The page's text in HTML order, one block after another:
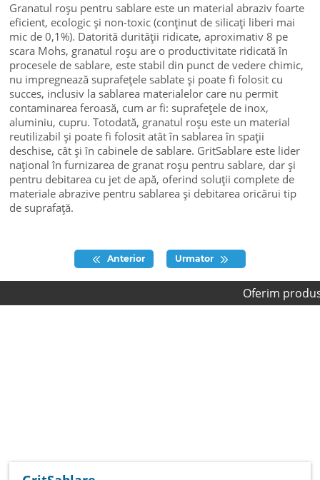
Granatul roșu pentru sablare este un material abraziv foarte
eficient, ecologic și non-toxic (conținut de silicați liberi mai
mic de 0,1%). Datorită durității ridicate, aproximativ 8 pe
scara Mohs, granatul roșu are o productivitate ridicată în
procesele de sablare, este stabil din punct de vedere chimic,
nu impregnează suprafețele sablate și poate fi folosit cu
succes, inclusiv la sablarea materialelor care nu permit
contaminarea feroasă, cum ar fi: suprafețele de inox,
aluminiu, cupru. Totodată, granatul roșu este un material
reutilizabil și poate fi folosit atât în sablarea în spații
deschise, cât și în cabinele de sablare. GritSablare este lider
național în furnizarea de granat roșu pentru sablare, dar și
pentru debitarea cu jet de apă, oferind soluții complete de
materiale abrazive pentru sablarea și debitarea oricărui tip
de suprafață.
Anterior Urmator
Oferim produse de calitate